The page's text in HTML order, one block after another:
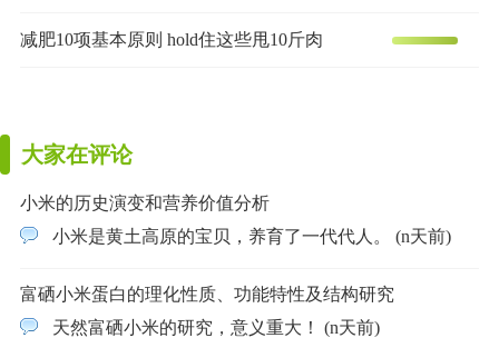
减肥10项基本原则 hold住这些甩10斤肉
大家在评论
小米的历史演变和营养价值分析
小米是黄土高原的宝贝，养育了一代代人。 (n天前)
富硒小米蛋白的理化性质、功能特性及结构研究
天然富硒小米的研究，意义重大！ (n天前)